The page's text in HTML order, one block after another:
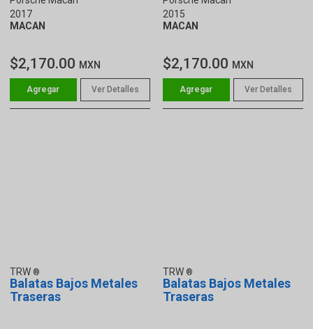
2017
MACAN
$2,170.00 MXN
Ver Detalles
2015
MACAN
$2,170.00 MXN
Ver Detalles
TRW
Balatas Bajos Metales
Traseras
TRW
Balatas Bajos Metales
Traseras